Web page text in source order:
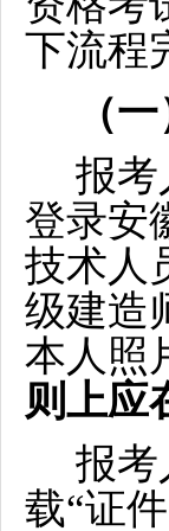
下流程
（
报考
登录安
技术人
级建造
本人照
则上应
报考
载“证